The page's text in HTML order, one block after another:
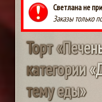
Светлана не
Заказы только
Торт«Печен
категории«
темуеды»